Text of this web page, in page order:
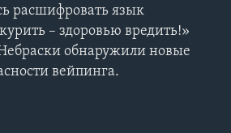
расшифровать язык
– здоровью вредить!»
обнаружили новые
вейпинга.